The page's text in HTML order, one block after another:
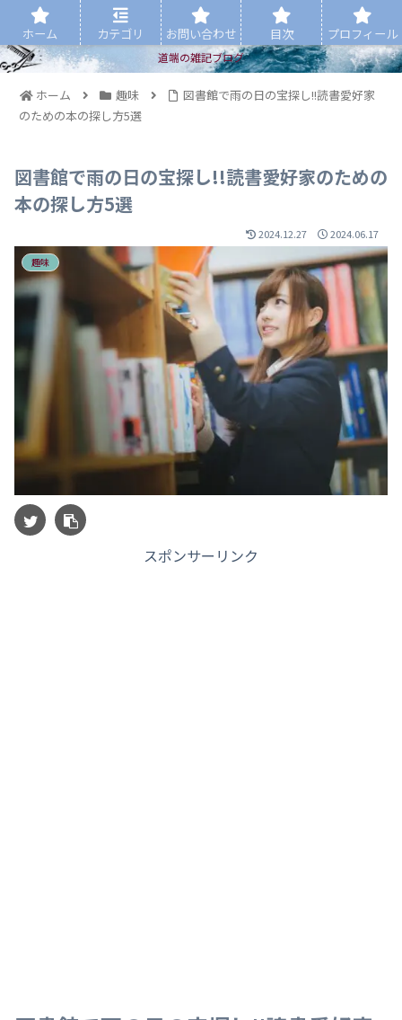
道端の雑記ブログ
ホーム 趣味
図書館で雨の日の宝探し!!読書愛好家
のための本の探し方5選
図書館で雨の日の宝探し!!読書愛好家のための
本の探し方5選
2024.12.27 2024.06.17
趣味
スポンサーリンク
ホーム カテゴリ お問い合わせ 目次 プロフィール